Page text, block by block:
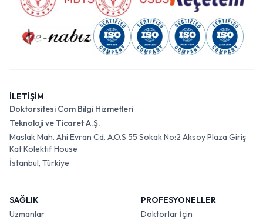
İLETİŞİM
Doktorsitesi Com Bilgi Hizmetleri
Teknoloji ve Ticaret A.Ş.
Maslak Mah. Ahi Evran Cd. A.O.S 55 Sokak No:2 Aksoy Plaza Giriş
Kat Kolektif House
İstanbul, Türkiye
SAĞLIK
Uzmanlar
PROFESYONELLER
Doktorlar İçin